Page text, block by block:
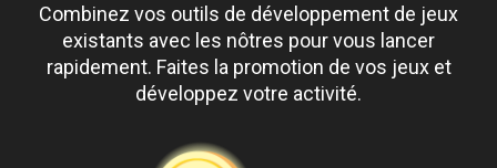
Combinez vos outils de développement de jeux
existants avec les nôtres pour vous lancer
rapidement. Faites la promotion de vos jeux et
développez votre activité.